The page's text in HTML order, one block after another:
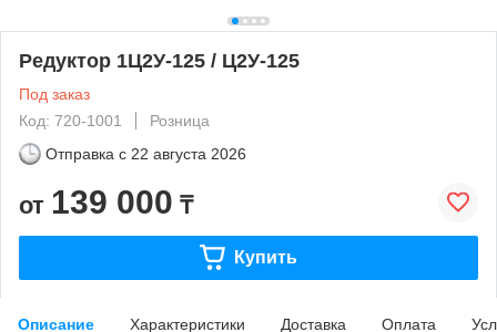
Редуктор 1Ц2У-125 / Ц2У-125
Под заказ
Код: 720-1001
Розница
Отправка с 22 августа 2026
от 139 000 ₸
Купить
Описание Характеристики Доставка Оплата